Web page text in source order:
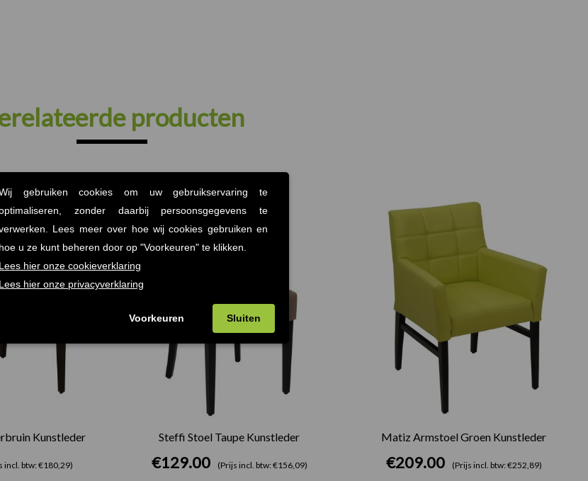
producten
Kunstleder
incl. btw: €180,29)
Steffi Stoel Taupe Kunstleder
€129.00 (Prijs incl. btw: €156,09)
Matiz Armstoel Groen Kunstleder
€209.00 (Prijs incl. btw: €252,89)